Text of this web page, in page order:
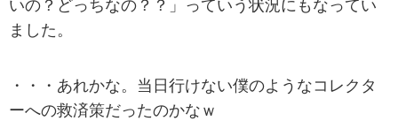
いの？どっちなの？？」っていう状況にもなってい
ました。
・・・あれかな。当日行けない僕のようなコレクタ
ーへの救済策だったのかなｗ